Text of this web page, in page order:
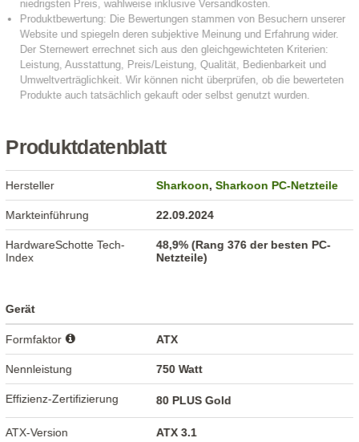
Produktdatenblatt
Hersteller Sharkoon,Sharkoon PC-Netzteile
Markteinführung 22.09.2024
HardwareSchotte Tech-
Index
48,9% (Rang 376 der besten PC-
Netzteile)
Gerät
Formfaktor ATX
Nennleistung 750 Watt
Effizienz-Zertifizierung 80 PLUS Gold
ATX-Version ATX 3.1